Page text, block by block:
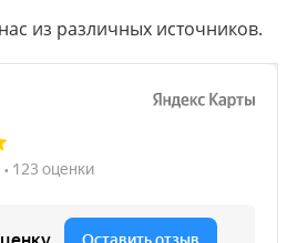
из различных источников.